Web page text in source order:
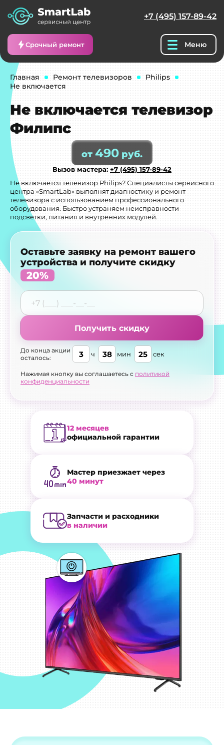
+7 (495) 157-89-42
Срочный ремонт Меню
Главная Ремонт телевизоров
Philips
Не включается
Не включается телевизор
Филипс
от 490 руб.
Вызов мастера: +7 (495) 157-89-42
Не включается телевизор Philips? Специалисты сервисного
центра «SmartLab» выполнят диагностику и ремонт
телевизора с использованием профессионального
оборудования. Быстро устраняем неисправности
подсветки, питания и внутренних модулей.
Оставьте заявку на ремонт вашего
устройства и получите скидку
20%
Получить скидку
До конца акции
осталось:
3 ч 38 мин 24 сек
Нажимая кнопку вы соглашаетесь с политикой
конфиденциальности
12 месяцев
официальной гарантии
Мастер приезжает через
40 минут
Запчасти и расходники
в наличии